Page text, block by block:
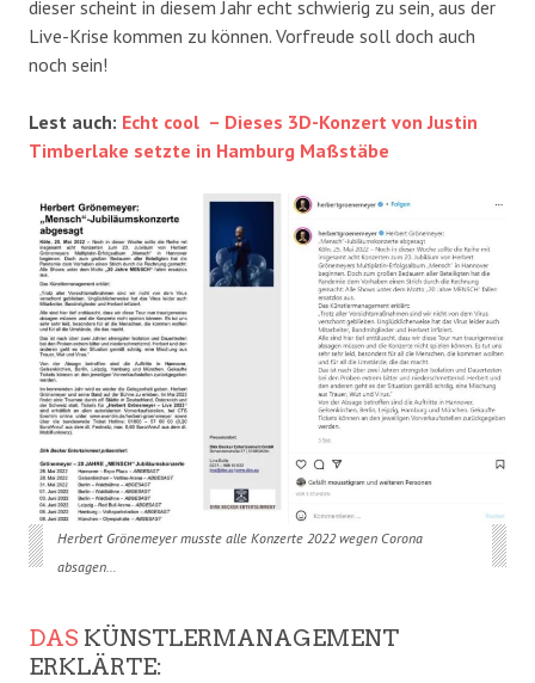
dieser scheint in diesem Jahr echt schwierig zu sein, aus der
Live-Krise kommen zu können. Vorfreude soll doch auch
noch sein!
Lest auch: Echt cool – Dieses 3D-Konzert von Justin
Timberlake setzte in Hamburg Maßstäbe
Herbert Grönemeyer musste alle Konzerte 2022 wegen Corona
absagen…
DAS KÜNSTLERMANAGEMENT
ERKLÄRTE: